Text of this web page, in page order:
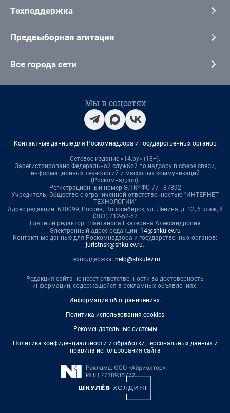
Техподдержка
Предвыборная агитация
Все города сети
Мы в соцсетях
Контактные данные для Роскомнадзора и государственных органов
Сетевое издание «14.ру» (18+).
Зарегистрировано Федеральной службой по надзору в сфере связи,
информационных технологий и массовых коммуникаций
(Роскомнадзор).
Регистрационный номер ЭЛ № ФС 77 - 87892
Учредитель: Общество с ограниченной ответственностью "ИНТЕРНЕТ
ТЕХНОЛОГИИ"
Адрес редакции: 630099, Россия, Новосибирск, ул. Ленина, д. 12, 6 этаж, 8
(383) 212-52-52
Главный редактор: Шайтанова Екатерина Александровна
Электронный адрес редакции: 14@shkulev.ru
Контактные данные для Роскомнадзора и государственных органов:
juristnsk@shkulev.ru.
Техподдержка: help@shkulev.ru
Редакция сайта не несет ответственности за достоверность
информации, содержащейся в рекламных объявлениях.
Информация об ограничениях.
Политика использования cookies
Рекомендательные системы
Политика конфиденциальности и обработки персональных данных и
правила использования сайта